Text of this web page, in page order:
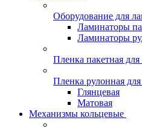
Оборудование для
Ламинаторы
Ламинаторы
Пленка пакетная
Пленка рулонная
Глянцевая
Матовая
Механизмы кольцевые